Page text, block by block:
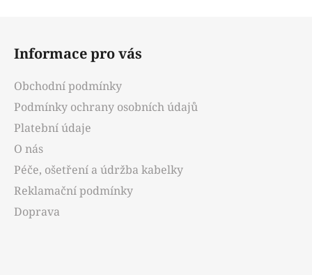
Informace pro vás
Obchodní podmínky
Podmínky ochrany osobních údajů
Platební údaje
O nás
Péče, ošetření a údržba kabelky
Reklamační podmínky
Doprava